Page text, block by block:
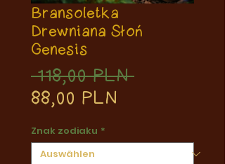
Bransoletka
Drewniana Słoń
Genesis
118,00 PLN
88,00 PLN
Znak zodiaku *